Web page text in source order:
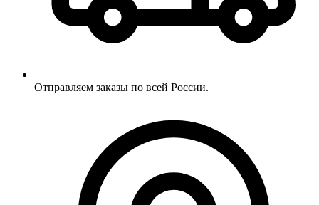
Отправляем заказы по всей России.